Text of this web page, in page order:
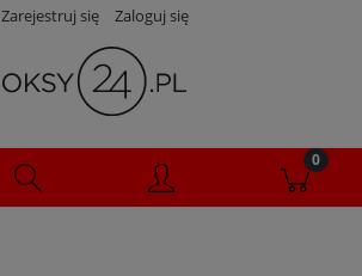
Zarejestruj się Zaloguj się